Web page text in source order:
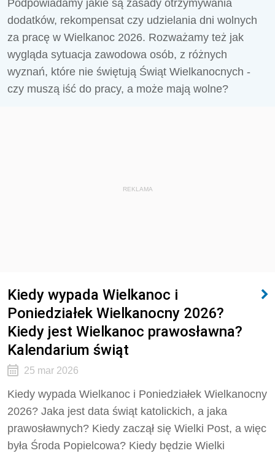
Podpowiadamy jakie są zasady otrzymywania
dodatków, rekompensat czy udzielania dni wolnych
za pracę w Wielkanoc 2026. Rozważamy też jak
wygląda sytuacja zawodowa osób, z różnych
wyznań, które nie świętują Świąt Wielkanocnych -
czy muszą iść do pracy, a może mają wolne?
REKLAMA
Kiedy wypada Wielkanoc i
Poniedziałek Wielkanocny 2026?
Kiedy jest Wielkanoc prawosławna?
Kalendarium świąt
25 mar 2026
Kiedy wypada Wielkanoc i Poniedziałek Wielkanocny
2026? Jaka jest data świąt katolickich, a jaka
prawosławnych? Kiedy zaczął się Wielki Post, a więc
była Środa Popielcowa? Kiedy będzie Wielki